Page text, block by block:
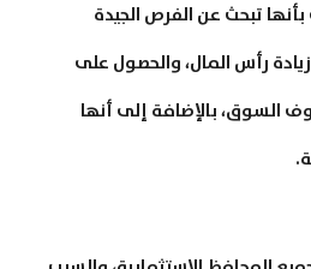
تبحث عن الفرص الجيدة
رأس المال، والحصول على
السوق، بالإضافة إلى أنها